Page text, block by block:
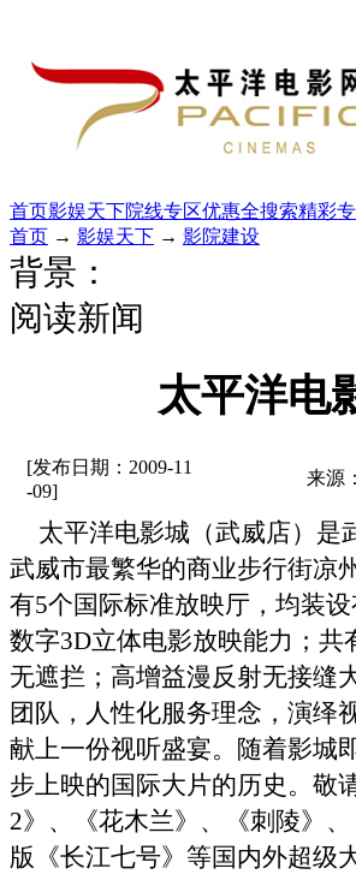
首页影娱天下院线专区优惠全搜索精彩
首页 → 影娱天下 → 影院建设
背景：
阅读新闻
太平洋电
[发布日期：2009-11
-09]
来源
太平洋电影城（武威店）是
武威市最繁华的商业步行街凉
有5个国际标准放映厅，均装
数字3D立体电影放映能力；
无遮拦；高增益漫反射无接缝
团队，人性化服务理念，演绎
献上一份视听盛宴。随着影城
步上映的国际大片的历史。敬
2》、《花木兰》、《刺陵》
版《长江七号》等国内外超级